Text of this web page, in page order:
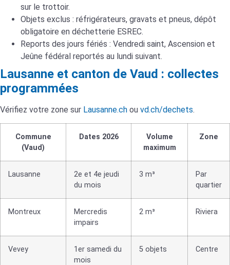
sur le trottoir.
Objets exclus : réfrigérateurs, gravats et pneus, dépôt
obligatoire en déchetterie ESREC.
Reports des jours fériés : Vendredi saint, Ascension et
Jeûne fédéral reportés au lundi suivant.
Lausanne et canton de Vaud : collectes
programmées
Vérifiez votre zone sur Lausanne.ch ou vd.ch/dechets.
Commune
(Vaud)
Dates 2026
Volume
maximum
Zone
Lausanne
2e et 4e jeudi
du mois
3 m³
Par
quartier
Montreux
Mercredis
impairs
2 m³ Riviera
Vevey
1er samedi du
mois
5 objets Centre